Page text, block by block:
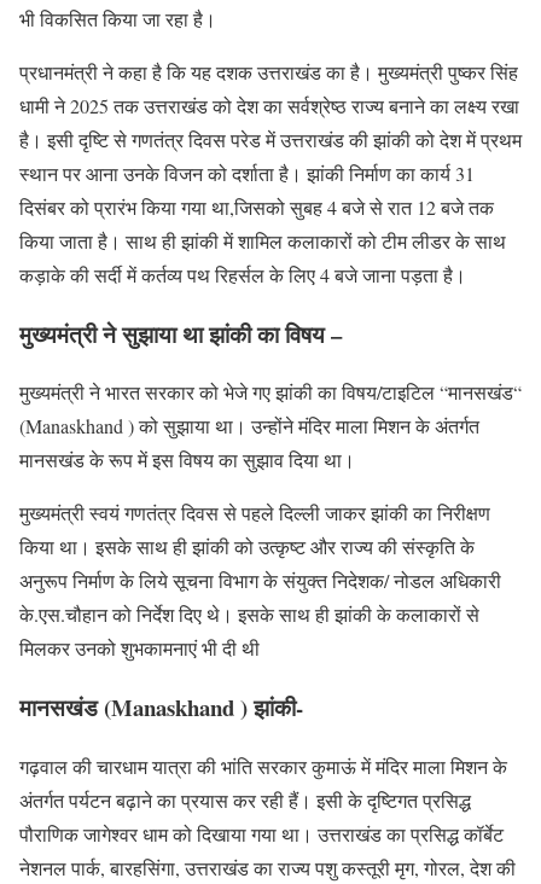
भी विकसित किया जा रहा है।
प्रधानमंत्री ने कहा है कि यह दशक उत्तराखंड का है। मुख्यमंत्री पुष्कर सिंह
धामी ने 2025 तक उत्तराखंड को देश का सर्वश्रेष्ठ राज्य बनाने का लक्ष्य रखा
है। इसी दृष्टि से गणतंत्र दिवस परेड में उत्तराखंड की झांकी को देश में प्रथम
स्थान पर आना उनके विजन को दर्शाता है। झांकी निर्माण का कार्य 31
दिसंबर को प्रारंभ किया गया था,जिसको सुबह 4 बजे से रात 12 बजे तक
किया जाता है। साथ ही झांकी में शामिल कलाकारों को टीम लीडर के साथ
कड़ाके की सर्दी में कर्तव्य पथ रिहर्सल के लिए 4 बजे जाना पड़ता है।
मुख्यमंत्री ने सुझाया था झांकी का विषय –
मुख्यमंत्री ने भारत सरकार को भेजे गए झांकी का विषय/टाइटिल “मानसखंड“
(Manaskhand ) को सुझाया था। उन्होंने मंदिर माला मिशन के अंतर्गत
मानसखंड के रूप में इस विषय का सुझाव दिया था।
मुख्यमंत्री स्वयं गणतंत्र दिवस से पहले दिल्ली जाकर झांकी का निरीक्षण
किया था। इसके साथ ही झांकी को उत्कृष्ट और राज्य की संस्कृति के
अनुरूप निर्माण के लिये सूचना विभाग के संयुक्त निदेशक/ नोडल अधिकारी
के.एस.चौहान को निर्देश दिए थे। इसके साथ ही झांकी के कलाकारों से
मिलकर उनको शुभकामनाएं भी दी थी
मानसखंड (Manaskhand ) झांकी-
गढ़वाल की चारधाम यात्रा की भांति सरकार कुमाऊं में मंदिर माला मिशन के
अंतर्गत पर्यटन बढ़ाने का प्रयास कर रही हैं। इसी के दृष्टिगत प्रसिद्ध
पौराणिक जागेश्वर धाम को दिखाया गया था। उत्तराखंड का प्रसिद्ध कॉर्बेट
नेशनल पार्क, बारहसिंगा, उत्तराखंड का राज्य पशु कस्तूरी मृग, गोरल, देश की